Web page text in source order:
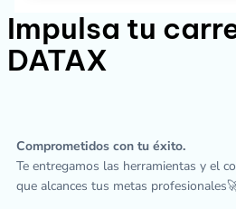
Impulsa tu
DATAX
Comprometidos con tu éxito.
Te entregamos las herramientas y el
que alcances tus metas